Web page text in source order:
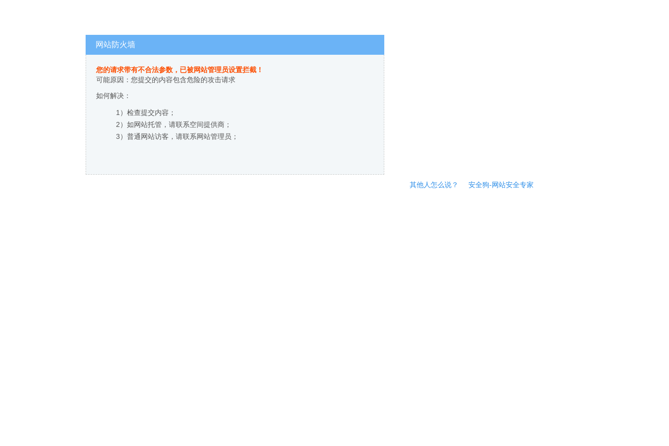
网站防火墙
您的请求带有不合法参数，已被网站管理员设置拦截！
可能原因：您提交的内容包含危险的攻击请求
如何解决：
1）检查提交内容；
2）如网站托管，请联系空间提供商；
3）普通网站访客，请联系网站管理员；
其他人怎么说？ 安全狗-网站安全专家